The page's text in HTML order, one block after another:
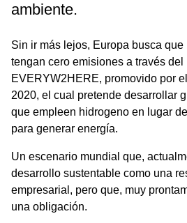
ambiente.
Sin ir más lejos, Europa busca
tengan cero emisiones a través del
EVERYW2HERE, promovido por
2020, el cual pretende desarrollar
que empleen hidrogeno en lugar
para generar energía.
Un escenario mundial que,
desarrollo sustentable como una
empresarial, pero que, muy
una obligación.